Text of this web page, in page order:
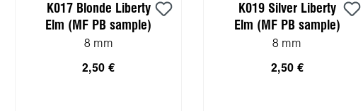
K017 Blonde Liberty
Elm (MF PB sample)
8 mm
2,50 €
K019 Silver Liberty
Elm (MF PB sample)
8 mm
2,50 €